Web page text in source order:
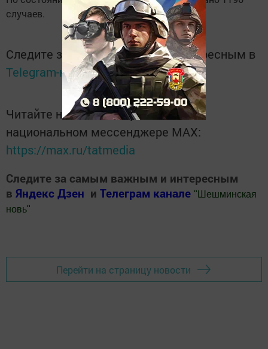
случаев.
Следите за самым важным и интересным в
Telegram-каналеТатмедиа
Читайте новости Татарстана в
национальном мессенджере MАХ:
https://max.ru/tatmedia
Следите за самым важным и интересным
в Яндекс Дзен и Телеграм канале " Шешминская
новь"
Перейти на страницу новости